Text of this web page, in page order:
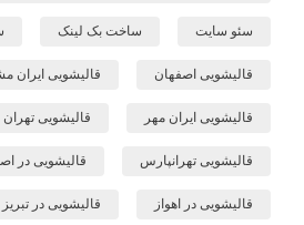
سئو سایت ساخت بک لینک
قالیشویی اصفهان قالیشویی ایران
قالیشویی ایران مهر قالیشویی تهران
قالیشویی تهرانپارس قالیشویی در
قالیشویی در اهواز قالیشویی در تبریز